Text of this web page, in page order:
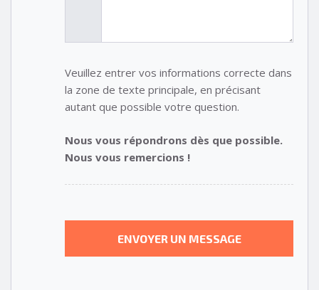
Veuillez entrer vos informations correcte dans
la zone de texte principale, en précisant
autant que possible votre question.
Nous vous répondrons dès que possible.
Nous vous remercions !